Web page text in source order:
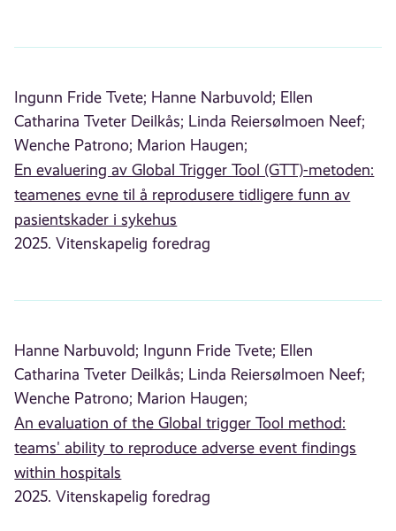
Ingunn Fride Tvete; Hanne Narbuvold; Ellen
Catharina Tveter Deilkås; Linda Reiersølmoen Neef;
Wenche Patrono; Marion Haugen;
En evaluering av Global Trigger Tool (GTT)-metoden:
teamenes evne til å reprodusere tidligere funn av
pasientskader i sykehus
2025. Vitenskapelig foredrag
Hanne Narbuvold; Ingunn Fride Tvete; Ellen
Catharina Tveter Deilkås; Linda Reiersølmoen Neef;
Wenche Patrono; Marion Haugen;
An evaluation of the Global trigger Tool method:
teams' ability to reproduce adverse event findings
within hospitals
2025. Vitenskapelig foredrag